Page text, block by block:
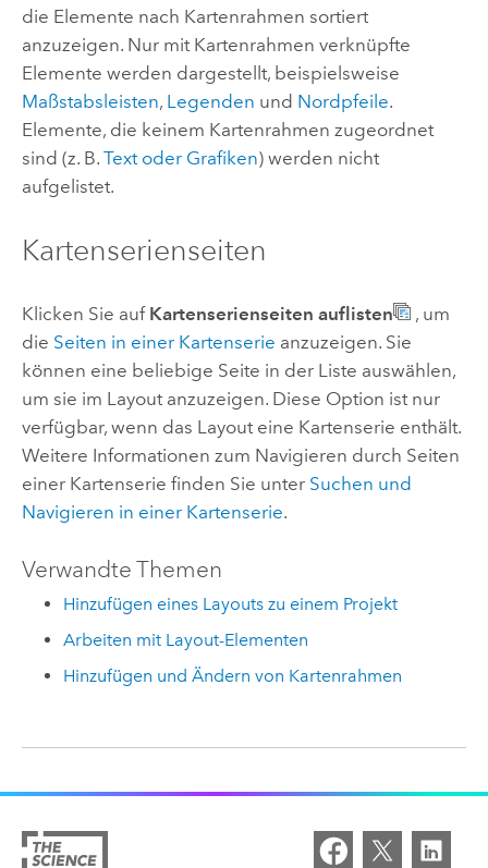
die Elemente nach Kartenrahmen sortiert
anzuzeigen. Nur mit Kartenrahmen verknüpfte
Elemente werden dargestellt, beispielsweise
Maßstabsleisten, Legenden und Nordpfeile.
Elemente, die keinem Kartenrahmen zugeordnet
sind (z. B. Text oder Grafiken) werden nicht
aufgelistet.
Kartenserienseiten
Klicken Sie auf Kartenserienseiten auflisten
, um
die Seiten in einer Kartenserie anzuzeigen. Sie
können eine beliebige Seite in der Liste auswählen,
um sie im Layout anzuzeigen. Diese Option ist nur
verfügbar, wenn das Layout eine Kartenserie enthält.
Weitere Informationen zum Navigieren durch Seiten
einer Kartenserie finden Sie unter Suchen und
Navigieren in einer Kartenserie.
Verwandte Themen
Hinzufügen eines Layouts zu einem Projekt
Arbeiten mit Layout-Elementen
Hinzufügen und Ändern von Kartenrahmen